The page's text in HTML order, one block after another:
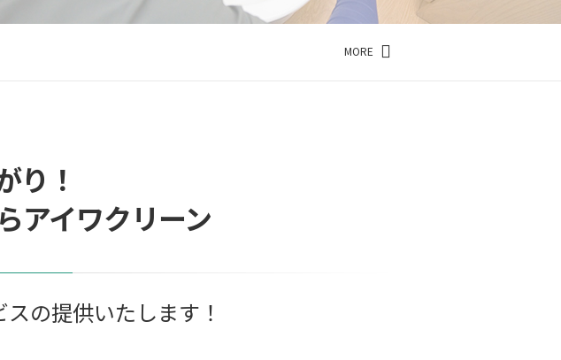
MORE
り！
アイワクリーン
の提供いたします！